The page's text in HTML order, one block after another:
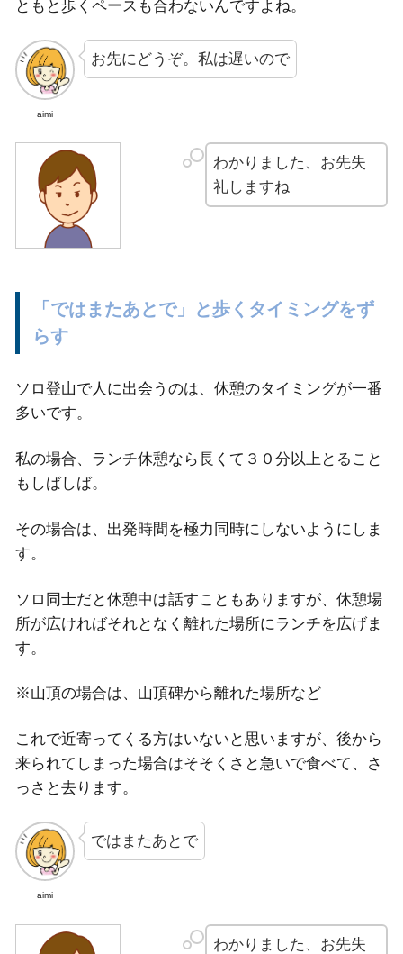
ともと歩くペースも合わないんですよね。
aimi
お先にどうぞ。私は遅いので
わかりました、お先失
礼しますね
「ではまたあとで」と歩くタイミングをず
らす
ソロ登山で人に出会うのは、休憩のタイミングが一番
多いです。
私の場合、ランチ休憩なら長くて３０分以上とること
もしばしば。
その場合は、出発時間を極力同時にしないようにしま
す。
ソロ同士だと休憩中は話すこともありますが、休憩場
所が広ければそれとなく離れた場所にランチを広げま
す。
※山頂の場合は、山頂碑から離れた場所など
これで近寄ってくる方はいないと思いますが、後から
来られてしまった場合はそそくさと急いで食べて、さ
っさと去ります。
aimi
ではまたあとで
わかりました、お先失